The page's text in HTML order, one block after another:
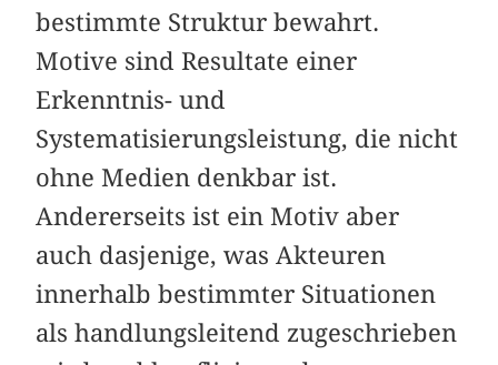
bestimmte Struktur bewahrt.
Motive sind Resultate einer
Erkenntnis- und
Systematisierungsleistung, die nicht
ohne Medien denkbar ist.
Andererseits ist ein Motiv aber
auch dasjenige, was Akteuren
innerhalb bestimmter Situationen
als handlungsleitend zugeschrieben